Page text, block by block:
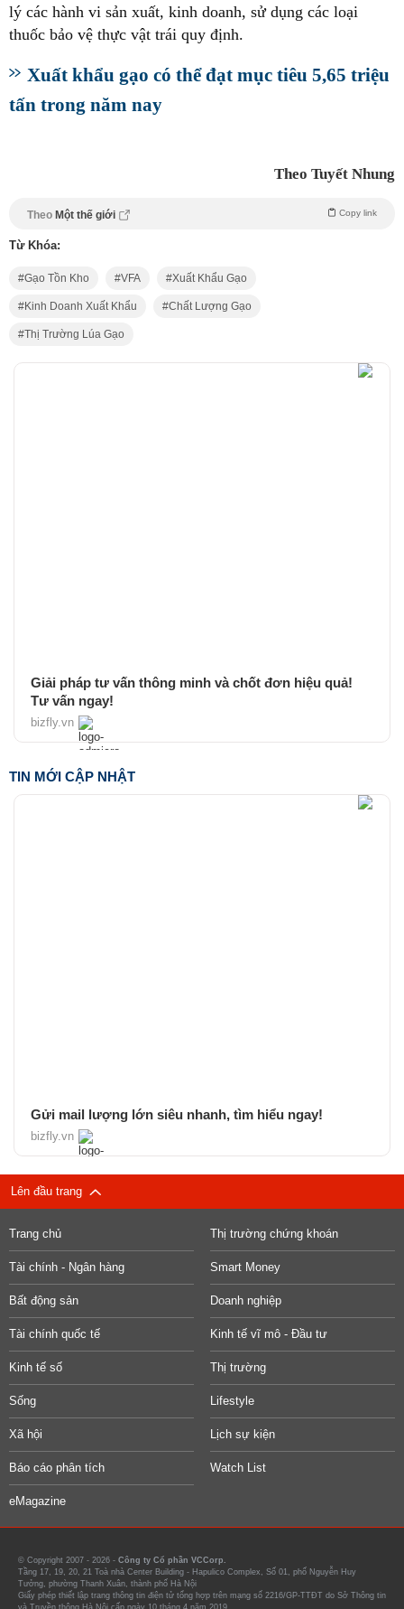
lý các hành vi sản xuất, kinh doanh, sử dụng các loại
thuốc bảo vệ thực vật trái quy định.
Xuất khẩu gạo có thể đạt mục tiêu 5,65 triệu
tấn trong năm nay
Theo Tuyết Nhung
Theo Một thế giới Copy link
Từ Khóa:
Gạo Tồn Kho VFA Xuất Khẩu Gạo
Kinh Doanh Xuất Khẩu Chất Lượng Gạo
Thị Trường Lúa Gạo
Giải pháp tư vấn thông minh và chốt đơn hiệu quả!
Tư vấn ngay!
bizfly.vn
TIN MỚI CẬP NHẬT
Gửi mail lượng lớn siêu nhanh, tìm hiểu ngay!
bizfly.vn
Lên đầu trang
Trang chủ Thị trường chứng khoán
Tài chính - Ngân hàng Smart Money
Bất động sản Doanh nghiệp
Tài chính quốc tế Kinh tế vĩ mô - Đầu tư
Kinh tế số Thị trường
Sống Lifestyle
Xã hội Lịch sự kiện
Báo cáo phân tích Watch List
eMagazine
© Copyright 2007 - 2026 - Công ty Cổ phần VCCorp.
Tầng 17, 19, 20, 21 Toà nhà Center Building - Hapulico Complex, Số 01, phố Nguyễn Huy
Tưởng, phường Thanh Xuân, thành phố Hà Nội
Giấy phép thiết lập trang thông tin điện tử tổng hợp trên mạng số 2216/GP-TTĐT do Sở Thông tin
và Truyền thông Hà Nội cấp ngày 10 tháng 4 năm 2019.